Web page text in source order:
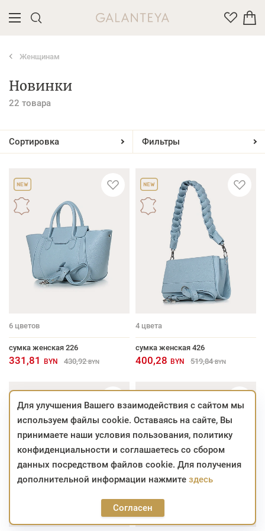
Введите название или артикул товара
Женщинам
Новинки
22 товара
Сортировка Фильтры
6 цветов
сумка женская 226
331,81 BYN 430,92 BYN
4 цвета
сумка женская 426
400,28 BYN 519,84 BYN
Для улучшения Вашего взаимодействия с сайтом мы
используем файлы cookie. Оставаясь на сайте, Вы
принимаете наши условия пользования, политику
конфиденциальности и соглашаетесь со сбором
данных посредством файлов cookie. Для получения
дополнительной информации нажмите здесь
Согласен